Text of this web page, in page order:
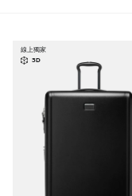
線上獨家
3D